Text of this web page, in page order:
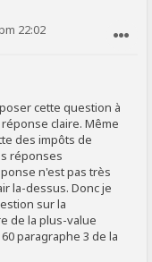
22:02
cette question à
claire. Même
des impôts de
réponses
n'est pas très
la-dessus. Donc je
sur la
de la plus-value
paragraphe 3 de la